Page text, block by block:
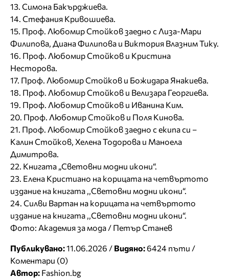
13. Симона Бакърджиева.
14. Стефания Кривошиева.
15. Проф. Любомир Стойков заедно с Лиза-Мари
Филипова, Диана Филипова и Виктория Влазним Тику.
16. Проф. Любомир Стойков и Кристина
Несторова.
17. Проф. Любомир Стойков и Божидара Янакиева.
18. Проф. Любомир Стойков и Велизара Георгиева.
19. Проф. Любомир Стойков и Иванина Ким.
20. Проф. Любомир Стойков и Поля Кинова.
21. Проф. Любомир Стойков заедно с екипа си –
Калин Стойков, Хелена Тодорова и Маноела
Димитрова.
22. Книгата „Световни модни икони“.
23. Елена Кристиано на корицата на четвъртото
издание на книгата ,,Световни модни икони“.
24. Силви Вартан на корицата на четвъртото
издание на книгата ,,Световни модни икони“.
Фото: Академия за мода / Петър Станев
Публикувано:11.06.2026 / Видяно:6424 пъти /
Коментари (0)
Автор: Fashion.bg